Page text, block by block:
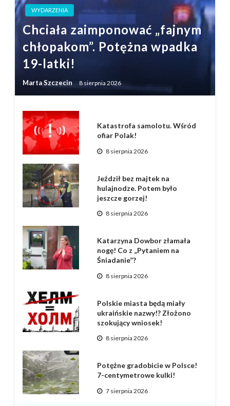
WYDARZENIA
Chciała zaimponować „fajnym
chłopakom”. Potężna wpadka
19-latki!
Marta Szczecin 8 sierpnia 2026
Katastrofa samolotu. Wśród
ofiar Polak!
8 sierpnia 2026
Jeździł bez majtek na
hulajnodze. Potem było
jeszcze gorzej!
8 sierpnia 2026
Katarzyna Dowbor złamała
nogę! Co z „Pytaniem na
Śniadanie”?
8 sierpnia 2026
Polskie miasta będą miały
ukraińskie nazwy!? Złożono
szokujący wniosek!
8 sierpnia 2026
Potężne gradobicie w Polsce!
7-centymetrowe kulki!
7 sierpnia 2026